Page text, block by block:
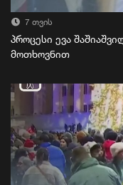
7 თვის
პროცესი ევა
მოთხოვნით